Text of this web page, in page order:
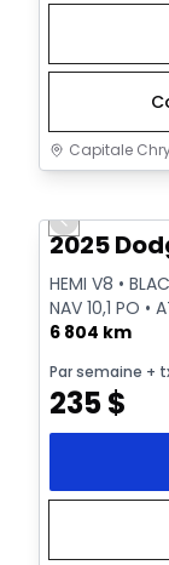
Capitale
Vidéo
Previous slide
2025
HEMI V8 •
NAV 10,1 PO •
6 804 km
Par semaine +
235$